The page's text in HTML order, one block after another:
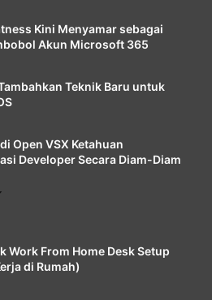
Kini Menyamar sebagai
Akun Microsoft 365
Teknik Baru untuk
Open VSX Ketahuan
Developer Secara Diam-Diam
Work From Home Desk Setup
di Rumah)